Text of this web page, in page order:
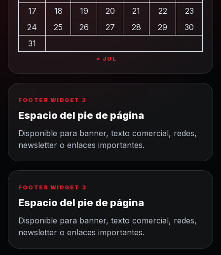
17
18 19 20 21 22
23
24
25 26 27 28 29
30
31
« JUL
FOOTER WIDGET 2
Espacio del pie de página
Disponible para banner, texto comercial, redes,
newsletter o enlaces importantes.
FOOTER WIDGET 3
Espacio del pie de página
Disponible para banner, texto comercial, redes,
newsletter o enlaces importantes.